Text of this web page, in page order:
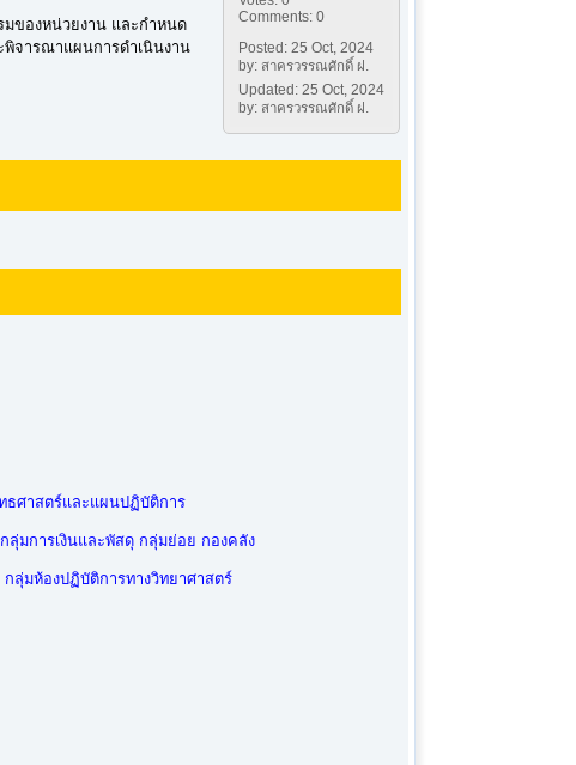
Comments: 0
Posted: 25 Oct, 2024
by: สาครวรรณศักดิ์ ฝ.
Updated: 25 Oct, 2024
by: สาครวรรณศักดิ์ ฝ.
องหน่วยงาน และกำหนด
พิจารณาแผนการดำเนินงาน
ธศาสตร์และแผนปฏิบัติการ
ลุ่มการเงินและพัสดุ กลุ่มย่อย กองคลัง
ลุ่มห้องปฏิบัติการทางวิทยาศาสตร์